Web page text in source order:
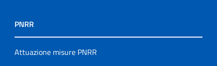
PNRR
Attuazione misure PNRR